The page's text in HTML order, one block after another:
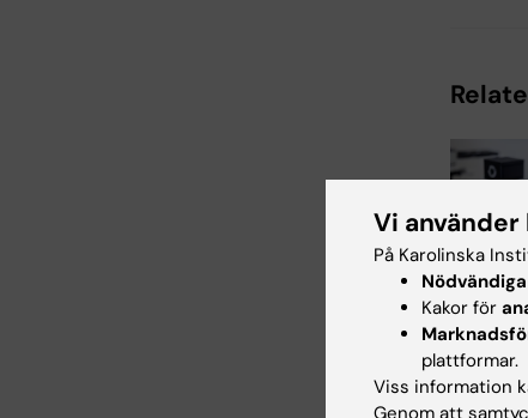
25 jun
samband
Vi
På Karolinska
Nödvändiga
Kakor för
plattformar.
Viss information
Genom att